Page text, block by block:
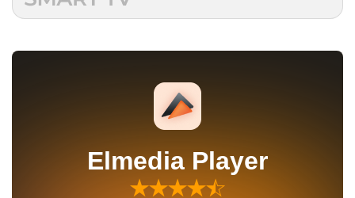
Elmedia Player